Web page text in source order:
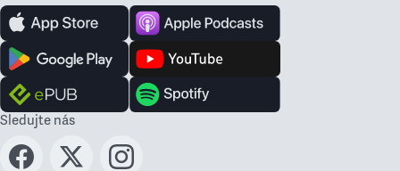
Sledujte nás